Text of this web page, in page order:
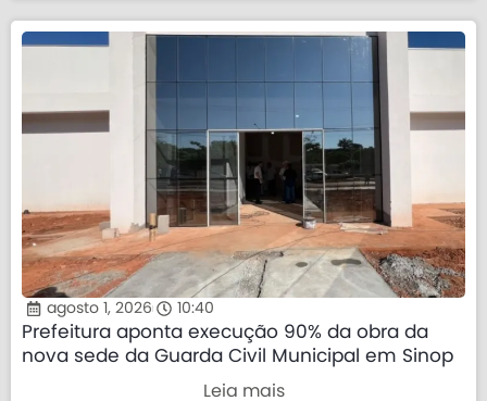
agosto 1, 2026 10:40
Prefeitura aponta execução 90% da obra da
nova sede da Guarda Civil Municipal em Sinop
Leia mais